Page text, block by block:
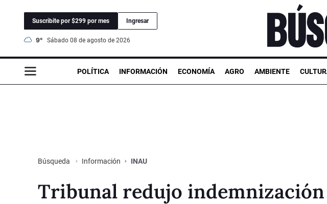
Suscribite por $299 por mes Ingresar
9° sábado 08 de agosto de 2026
POLÍTICA INFORMACIÓN ECONOMÍA AGRO AMBIENTE
Búsqueda Información INAU
Tribunal redujo indemnización